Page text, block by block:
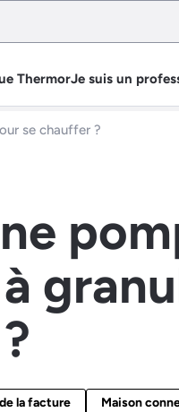
ThermorJe suis un
se chauffer ?
la facture
Maison